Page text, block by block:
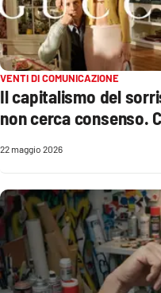
STREAMING
LaC TV
LaC Network
LaC OnAir
LOCALI
Catanzaro
Crotone
VENTI DI COMUNICAZIONE
Il capitalismo del
non cerca consenso.
22 maggio 2026